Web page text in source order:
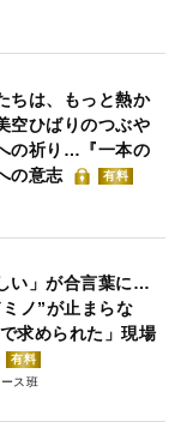
ちは、もっと熱か
空ひばりのつぶや
の祈り…『一本の
の意志
有料
い」が合言葉に…
ノ”が止まらな
求められた」現場
有料
ス班